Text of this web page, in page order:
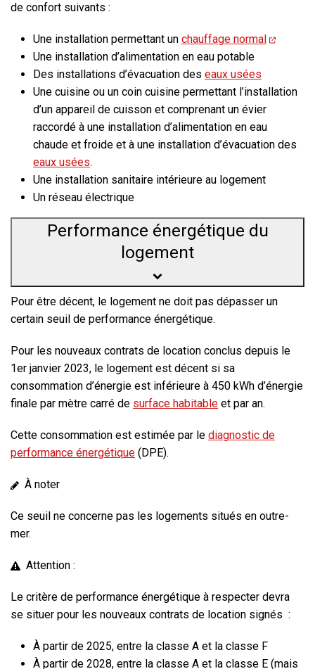
de confort suivants :
Une installation permettant un chauffage normal
Une installation d’alimentation en eau potable
Des installations d’évacuation des eaux usées
Une cuisine ou un coin cuisine permettant l’installation
d’un appareil de cuisson et comprenant un évier
raccordé à une installation d’alimentation en eau
chaude et froide et à une installation d’évacuation des
eaux usées.
Une installation sanitaire intérieure au logement
Un réseau électrique
Performance énergétique du
logement
Pour être décent, le logement ne doit pas dépasser un
certain seuil de performance énergétique.
Pour les nouveaux contrats de location conclus depuis le
1er janvier 2023, le logement est décent si sa
consommation d’énergie est inférieure à 450 kWh d’énergie
finale par mètre carré de surface habitable et par an.
Cette consommation est estimée par le diagnostic de
performance énergétique (DPE).
À noter
Ce seuil ne concerne pas les logements situés en outre-
mer.
Attention :
Le critère de performance énergétique à respecter devra
se situer pour les nouveaux contrats de location signés :
À partir de 2025, entre la classe A et la classe F
À partir de 2028, entre la classe A et la classe E (mais